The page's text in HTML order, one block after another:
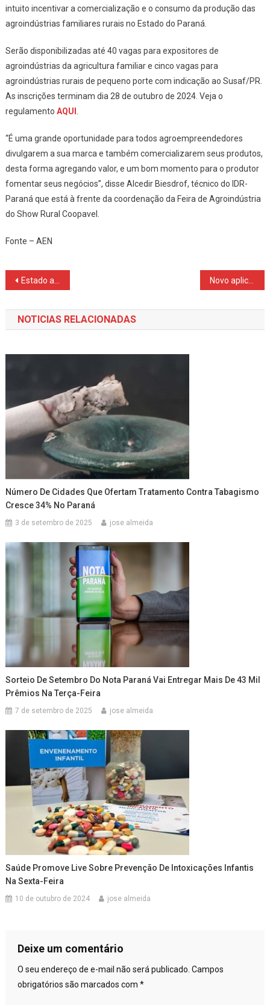
intuito incentivar a comercialização e o consumo da produção das
agroindústrias familiares rurais no Estado do Paraná.
Serão disponibilizadas até 40 vagas para expositores de
agroindústrias da agricultura familiar e cinco vagas para
agroindústrias rurais de pequeno porte com indicação ao Susaf/PR.
As inscrições terminam dia 28 de outubro de 2024. Veja o
regulamento AQUI
“É uma grande oportunidade para todos agroempreendedores
divulgarem a sua marca e também comercializarem seus produtos,
desta forma agregando valor, e um bom momento para o produtor
fomentar seus negócios”, disse Alcedir Biesdrof, técnico do IDR-
Paraná que está à frente da coordenação da Feira de Agroindústria
do Show Rural Coopavel.
Fonte – AEN
Navegação
de
Post
Estado anuncia R$ 5 milhões para municípios fortalecerem ações a pessoas com deficiência Novo aplicativo para professores moderniza rotina na rede estadual
NOTICIAS RELACIONADAS
Número De Cidades Que Ofertam Tratamento Contra Tabagismo
Cresce 34% No Paraná
3 de setembro de 2025 jose almeida
Sorteio De Setembro Do Nota Paraná Vai Entregar Mais De 43 Mil
Prêmios Na Terça-Feira
7 de setembro de 2025 jose almeida
Saúde Promove Live Sobre Prevenção De Intoxicações Infantis
Na Sexta-Feira
10 de outubro de 2024 jose almeida
Deixe um comentário
O seu endereço de e-mail não será publicado. Campos
obrigatórios são marcados com *